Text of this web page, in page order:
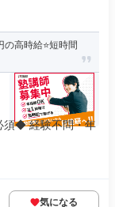
高時給⭐️短時間
須◆ 経験不問・年
気になる